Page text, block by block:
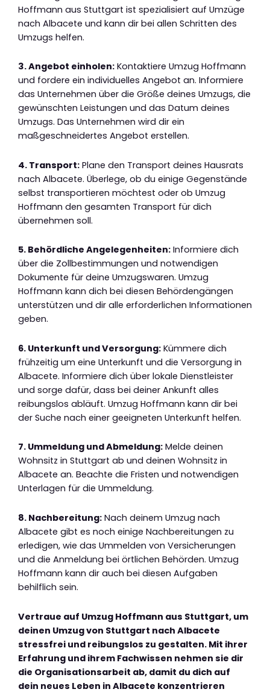
Hoffmann aus Stuttgart ist spezialisiert auf Umzüge
nach Albacete und kann dir bei allen Schritten des
Umzugs helfen.
3. Angebot einholen: Kontaktiere Umzug Hoffmann
und fordere ein individuelles Angebot an. Informiere
das Unternehmen über die Größe deines Umzugs, die
gewünschten Leistungen und das Datum deines
Umzugs. Das Unternehmen wird dir ein
maßgeschneidertes Angebot erstellen.
4. Transport: Plane den Transport deines Hausrats
nach Albacete. Überlege, ob du einige Gegenstände
selbst transportieren möchtest oder ob Umzug
Hoffmann den gesamten Transport für dich
übernehmen soll.
5. Behördliche Angelegenheiten: Informiere dich
über die Zollbestimmungen und notwendigen
Dokumente für deine Umzugswaren. Umzug
Hoffmann kann dich bei diesen Behördengängen
unterstützen und dir alle erforderlichen Informationen
geben.
6. Unterkunft und Versorgung: Kümmere dich
frühzeitig um eine Unterkunft und die Versorgung in
Albacete. Informiere dich über lokale Dienstleister
und sorge dafür, dass bei deiner Ankunft alles
reibungslos abläuft. Umzug Hoffmann kann dir bei
der Suche nach einer geeigneten Unterkunft helfen.
7. Ummeldung und Abmeldung: Melde deinen
Wohnsitz in Stuttgart ab und deinen Wohnsitz in
Albacete an. Beachte die Fristen und notwendigen
Unterlagen für die Ummeldung.
8. Nachbereitung: Nach deinem Umzug nach
Albacete gibt es noch einige Nachbereitungen zu
erledigen, wie das Ummelden von Versicherungen
und die Anmeldung bei örtlichen Behörden. Umzug
Hoffmann kann dir auch bei diesen Aufgaben
behilflich sein.
Vertraue auf Umzug Hoffmann aus Stuttgart, um
deinen Umzug von Stuttgart nach Albacete
stressfrei und reibungslos zu gestalten. Mit ihrer
Erfahrung und ihrem Fachwissen nehmen sie dir
die Organisationsarbeit ab, damit du dich auf
dein neues Leben in Albacete konzentrieren